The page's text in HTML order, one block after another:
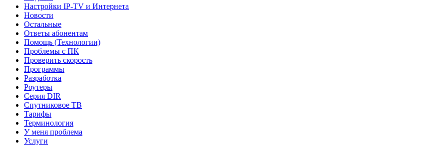
Настройки IP-TV и Интернета
Новости
Остальные
Ответы абонентам
Помощь (Технологии)
Проблемы с ПК
Проверить скорость
Программы
Разработка
Роутеры
Серия DIR
Спутниковое ТВ
Тарифы
Терминология
У меня проблема
Услуги